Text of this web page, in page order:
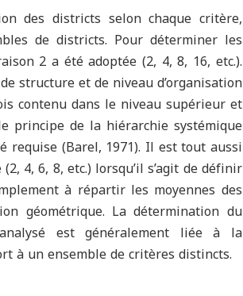
des districts selon chaque critère,
de districts. Pour déterminer les
2 a été adoptée (2, 4, 8, 16, etc.).
structure et de niveau d’organisation
contenu dans le niveau supérieur et
principe de la hiérarchie systémique
(Barel, 1971). Il est tout aussi
4, 6, 8, etc.) lorsqu’il s’agit de définir
à répartir les moyennes des
géométrique. La détermination du
est généralement liée à la
à un ensemble de critères distincts.